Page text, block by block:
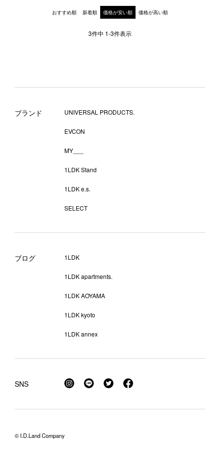
おすすめ順 新着順 価格が安い順 価格が高い順
3件中 1-3件表示
ブランド UNIVERSAL PRODUCTS.
EVCON
MY___
1LDK Stand
1LDK e.s.
SELECT
ブログ 1LDK
1LDK apartments.
1LDK AOYAMA
1LDK kyoto
1LDK annex
SNS
© I.D.Land Company